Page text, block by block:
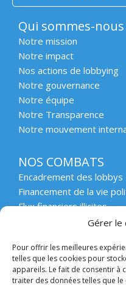
Gérer le
Pour offrir les meilleures
telles que les cookies pour
appareils. Le fait de consentir à
traiter des données telles que
Qui sommes-nous
Notre mission
Notre impact
Nos actions de lobbying
Notre gouvernance
Notre équipe
Notre Transparence
Notre mouvement
NOS COMBATS
Encadrement des lobbys
Financement de la vie
Flux financiers illicites
Intégrité et
Protection des lanceurs
Affaires emblématiques
Etat de droit et